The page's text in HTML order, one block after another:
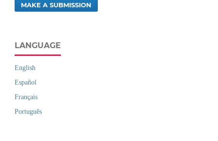
MAKE A SUBMISSION
LANGUAGE
English
Español
Français
Português